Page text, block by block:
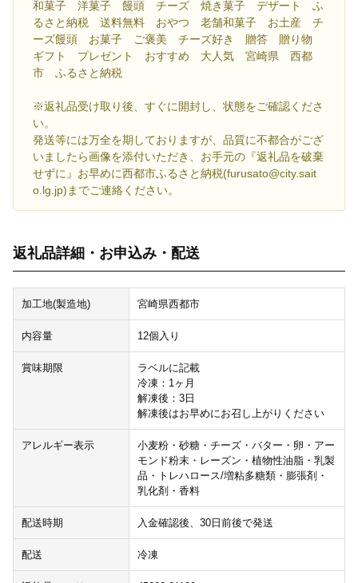
和菓子 洋菓子 饅頭 チーズ 焼き菓子 デザート ふ
るさと納税 送料無料 おやつ 老舗和菓子 お土産 チ
ーズ饅頭 お菓子 ご褒美 チーズ好き 贈答 贈り物
ギフト プレゼント おすすめ 大人気 宮崎県 西都
市 ふるさと納税
※返礼品受け取り後、すぐに開封し、状態をご確認くださ
い。
発送等には万全を期しておりますが、品質に不都合がござ
いましたら画像を添付いただき、お手元の『返礼品を破棄
せずに』お早めに西都市ふるさと納税(furusato@city.sait
o.lg.jp)までご連絡ください。
返礼品詳細・お申込み・配送
加工地(製造地) 宮崎県西都市
内容量 12個入り
賞味期限
ラベルに記載
冷凍：1ヶ月
解凍後：3日
解凍後はお早めにお召し上がりください
アレルギー表示
小麦粉・砂糖・チーズ・バター・卵・アー
モンド粉末・レーズン・植物性油脂・乳製
品・トレハロース/増粘多糖類・膨張剤・
乳化剤・香料
配送時期 入金確認後、30日前後で発送
配送 冷凍